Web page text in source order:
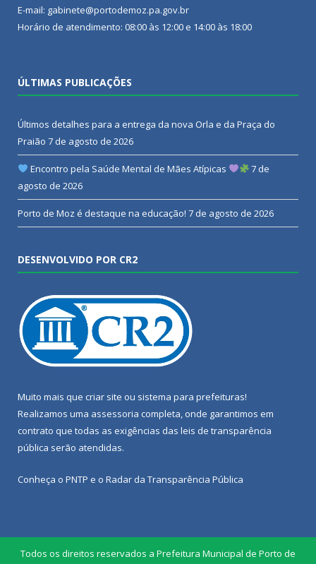
E-mail: gabinete@portodemoz.pa.gov.br
Horário de atendimento: 08:00 às 12:00 e 14:00 às 18:00
ÚLTIMAS PUBLICAÇÕES
Últimos detalhes para a entrega da nova Orla e da Praça do
Praião 7 de agosto de 2026
Encontro pela Saúde Mental de Mães Atípicas
7 de
agosto de 2026
Porto de Moz é destaque na educação! 7 de agosto de 2026
DESENVOLVIDO POR CR2
Muito mais que criar site ou sistema para prefeituras!
Realizamos uma assessoria completa, onde garantimos em
contrato que todas as exigências das leis de transparência
pública serão atendidas.
Conheça o PNTP e o Radar da Transparência Pública
Todos os direitos reservados a Prefeitura Municipal de Porto de